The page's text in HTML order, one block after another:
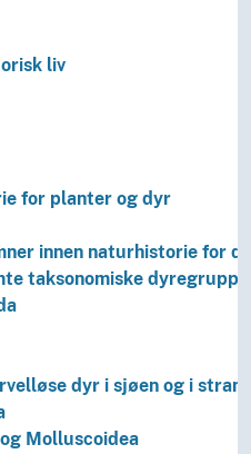
liv
for planter og dyr
innen naturhistorie for
taksonomiske
dyr i sjøen og i
Molluscoidea